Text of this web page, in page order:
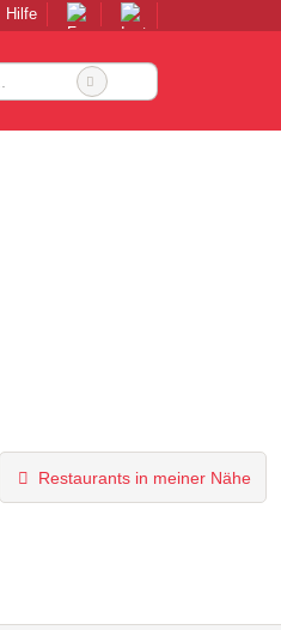
Hilfe
Restaurants in meiner Nähe